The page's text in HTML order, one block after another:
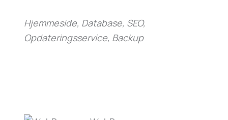
Hjemmeside, Database, SEO,
Opdateringsservice, Backup